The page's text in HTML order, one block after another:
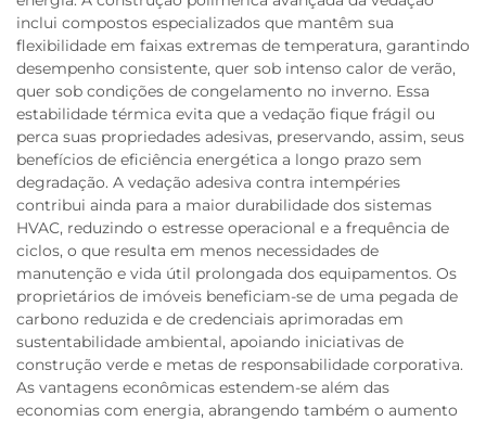
inclui compostos especializados que mantêm sua
flexibilidade em faixas extremas de temperatura, garantindo
desempenho consistente, quer sob intenso calor de verão,
quer sob condições de congelamento no inverno. Essa
estabilidade térmica evita que a vedação fique frágil ou
perca suas propriedades adesivas, preservando, assim, seus
benefícios de eficiência energética a longo prazo sem
degradação. A vedação adesiva contra intempéries
contribui ainda para a maior durabilidade dos sistemas
HVAC, reduzindo o estresse operacional e a frequência de
ciclos, o que resulta em menos necessidades de
manutenção e vida útil prolongada dos equipamentos. Os
proprietários de imóveis beneficiam-se de uma pegada de
carbono reduzida e de credenciais aprimoradas em
sustentabilidade ambiental, apoiando iniciativas de
construção verde e metas de responsabilidade corporativa.
As vantagens econômicas estendem-se além das
economias com energia, abrangendo também o aumento